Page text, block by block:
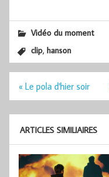
Vidéo du moment
clip,hanson
Navigation
« Le pola d'hier soir
ARTICLES SIMILIAIRES